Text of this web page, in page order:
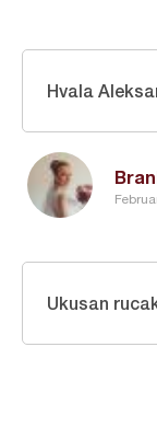
Hvala
Ukusan